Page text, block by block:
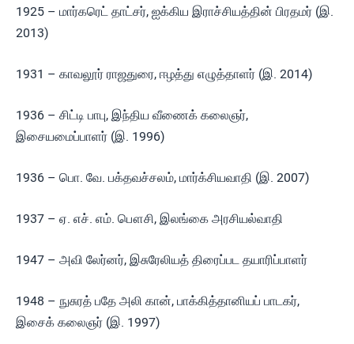
1925 – மார்கரெட் தாட்சர், ஐக்கிய இராச்சியத்தின் பிரதமர் (இ.
2013)
1931 – காவலூர் ராஜதுரை, ஈழத்து எழுத்தாளர் (இ. 2014)
1936 – சிட்டி பாபு, இந்திய வீணைக் கலைஞர்,
இசையமைப்பாளர் (இ. 1996)
1936 – பொ. வே. பக்தவச்சலம், மார்க்சியவாதி (இ. 2007)
1937 – ஏ. எச். எம். பௌசி, இலங்கை அரசியல்வாதி
1947 – அவி லேர்னர், இசுரேலியத் திரைப்பட தயாரிப்பாளர்
1948 – நுசுரத் பதே அலி கான், பாக்கித்தானியப் பாடகர்,
இசைக் கலைஞர் (இ. 1997)